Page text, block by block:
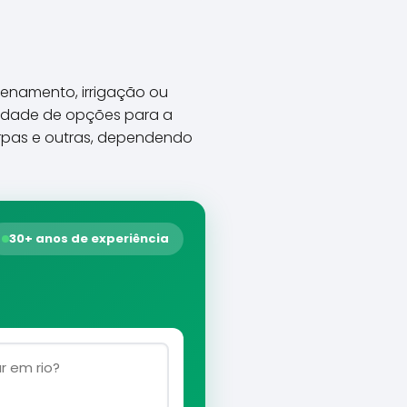
irrigação ou
de opções para a
e outras, dependendo
30+ anos de experiência